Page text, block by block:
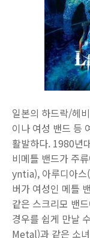
일본의 하드락/헤
이나 여성 밴드 등
활발하다. 1980년
비메틀 밴드가 주
yntia), 아루디아
버가 여성인 메틀
같은 스크리모 밴
경우를 쉽게 만날
Metal)과 같은 소